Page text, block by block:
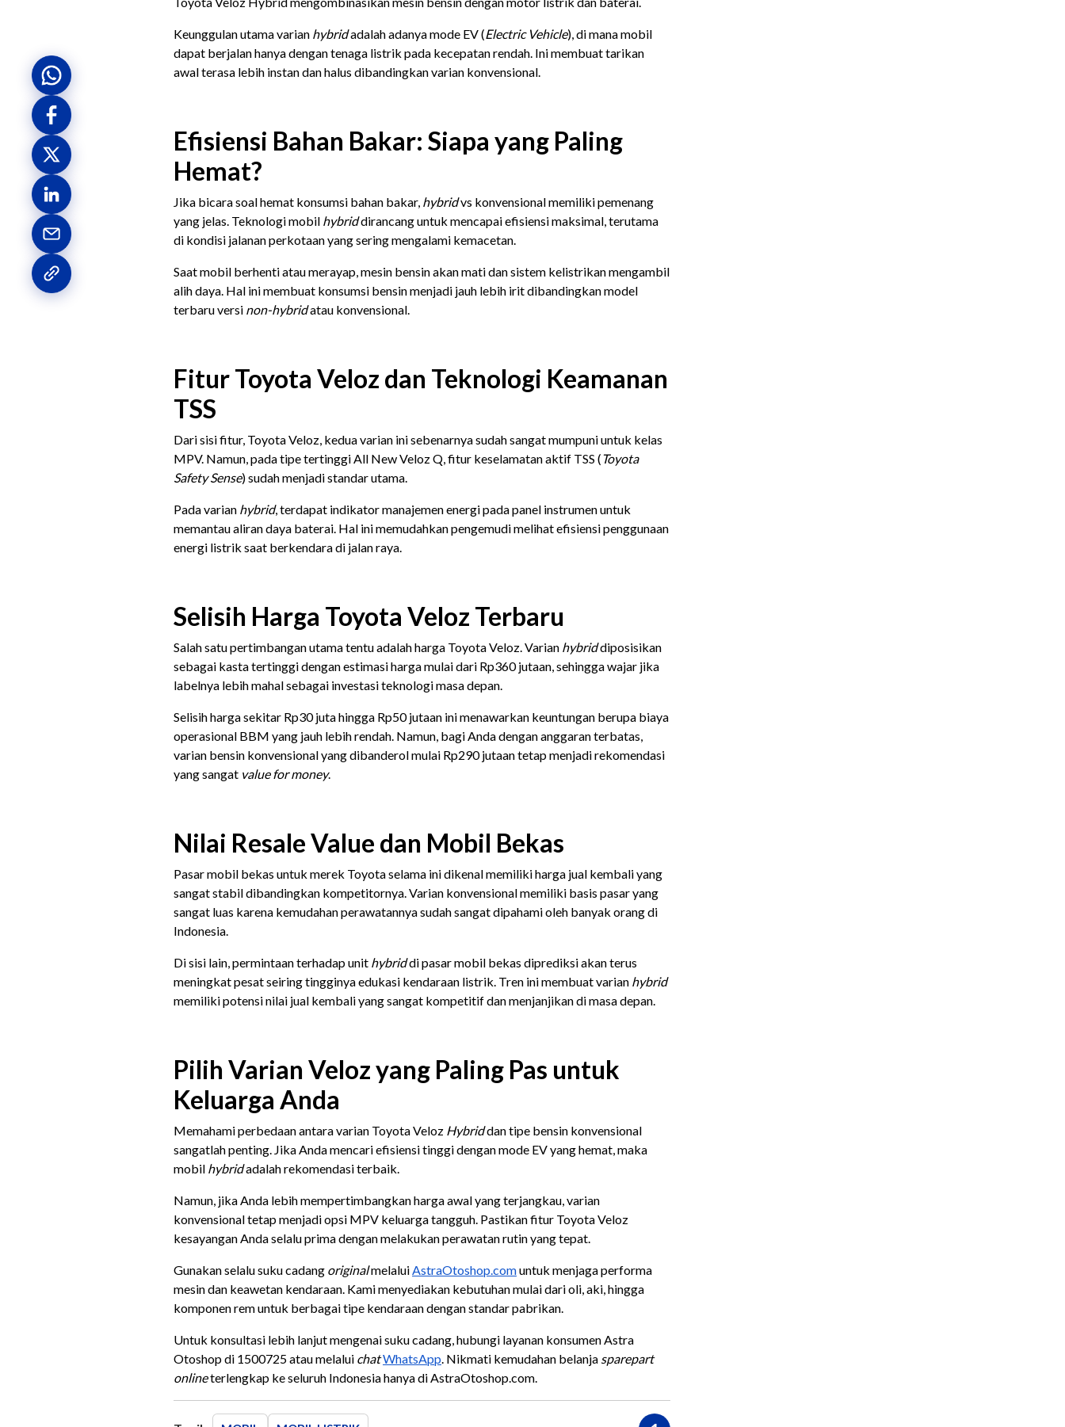
Keunggulan utama varian hybridadalah adanya mode EV (Electric Vehicle), di mana mobil
dapat berjalan hanya dengan tenaga listrik pada kecepatan rendah. Ini membuat tarikan
awal terasa lebih instan dan halus dibandingkan varian konvensional.
Efisiensi Bahan Bakar: Siapa yang Paling
Hemat?
Jika bicara soal hemat konsumsi bahan bakar, hybridvs konvensional memiliki pemenang
yang jelas. Teknologi mobil hybriddirancang untuk mencapai efisiensi maksimal, terutama
di kondisi jalanan perkotaan yang sering mengalami kemacetan.
Saat mobil berhenti atau merayap, mesin bensin akan mati dan sistem kelistrikan mengambil
alih daya. Hal ini membuat konsumsi bensin menjadi jauh lebih irit dibandingkan model
terbaru versi non-hybridatau konvensional.
Fitur Toyota Veloz dan Teknologi Keamanan
TSS
Dari sisi fitur, Toyota Veloz, kedua varian ini sebenarnya sudah sangat mumpuni untuk kelas
MPV. Namun, pada tipe tertinggi All New Veloz Q, fitur keselamatan aktif TSS (Toyota
Safety Sense) sudah menjadi standar utama.
Pada varian hybrid, terdapat indikator manajemen energi pada panel instrumen untuk
memantau aliran daya baterai. Hal ini memudahkan pengemudi melihat efisiensi penggunaan
energi listrik saat berkendara di jalan raya.
Selisih Harga Toyota Veloz Terbaru
Salah satu pertimbangan utama tentu adalah harga Toyota Veloz. Varian hybriddiposisikan
sebagai kasta tertinggi dengan estimasi harga mulai dari Rp360 jutaan, sehingga wajar jika
labelnya lebih mahal sebagai investasi teknologi masa depan.
Selisih harga sekitar Rp30 juta hingga Rp50 jutaan ini menawarkan keuntungan berupa biaya
operasional BBM yang jauh lebih rendah. Namun, bagi Anda dengan anggaran terbatas,
varian bensin konvensional yang dibanderol mulai Rp290 jutaan tetap menjadi rekomendasi
yang sangat value for money.
Nilai Resale Value dan Mobil Bekas
Pasar mobil bekas untuk merek Toyota selama ini dikenal memiliki harga jual kembali yang
sangat stabil dibandingkan kompetitornya. Varian konvensional memiliki basis pasar yang
sangat luas karena kemudahan perawatannya sudah sangat dipahami oleh banyak orang di
Indonesia.
Di sisi lain, permintaan terhadap unit hybriddi pasar mobil bekas diprediksi akan terus
meningkat pesat seiring tingginya edukasi kendaraan listrik. Tren ini membuat varian hybrid
memiliki potensi nilai jual kembali yang sangat kompetitif dan menjanjikan di masa depan.
Pilih Varian Veloz yang Paling Pas untuk
Keluarga Anda
Memahami perbedaan antara varian Toyota Veloz Hybriddan tipe bensin konvensional
sangatlah penting. Jika Anda mencari efisiensi tinggi dengan mode EV yang hemat, maka
mobil hybridadalah rekomendasi terbaik.
Namun, jika Anda lebih mempertimbangkan harga awal yang terjangkau, varian
konvensional tetap menjadi opsi MPV keluarga tangguh. Pastikan fitur Toyota Veloz
kesayangan Anda selalu prima dengan melakukan perawatan rutin yang tepat.
Gunakan selalu suku cadang originalmelaluiAstraOtoshop.comuntuk menjaga performa
mesin dan keawetan kendaraan. Kami menyediakan kebutuhan mulai dari oli, aki, hingga
komponen rem untuk berbagai tipe kendaraan dengan standar pabrikan.
Untuk konsultasi lebih lanjut mengenai suku cadang, hubungi layanan konsumen Astra
Otoshop di 1500725 atau melalui chatWhatsApp. Nikmati kemudahan belanja sparepart
onlineterlengkap ke seluruh Indonesia hanya di AstraOtoshop.com.